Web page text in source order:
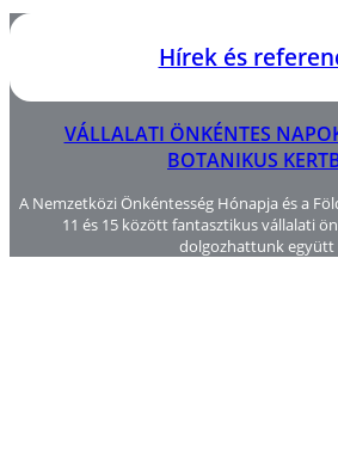
Hírek és
VÁLLALATI ÖNKÉNTES
BOTANIKUS
A Nemzetközi Önkéntesség Hónapja és a
11 és 15 között fantasztikus vállalati
dolgozhattunk együtt